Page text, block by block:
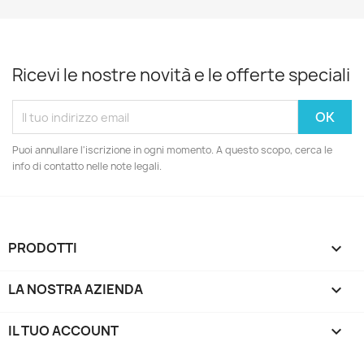
Ricevi le nostre novità e le offerte speciali
Puoi annullare l'iscrizione in ogni momento. A questo scopo, cerca le
info di contatto nelle note legali.
PRODOTTI 
LA NOSTRA AZIENDA 
IL TUO ACCOUNT 